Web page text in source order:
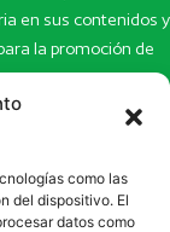
como las
del dispositivo. El
datos como
en sus contenidos y
la promoción de